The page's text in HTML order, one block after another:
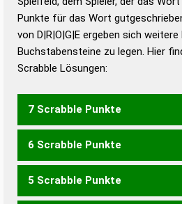
Deutsch
Duden – Die
Duden –
Punkte für das Wort
von D|R|O|G|E ergeben sich
Buchstabensteine zu legen. Hier
Scrabble Lösungen:
7 Scrabble Punkte
GODER
6 Scrabble Punkte
DOGE ERGO GODE OGER
5 Scrabble Punkte